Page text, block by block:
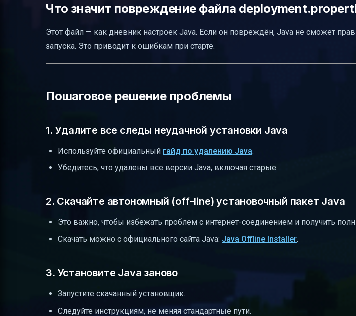
Что значит повреждение файла
Этот файл — как дневник настроек Java. Если он повреждён, Java не сможет
запуска. Это приводит к ошибкам при старте.
Пошаговое решение проблемы
1. Удалите все следы неудачной установки Java
Используйте официальный гайд по удалению Java.
Убедитесь, что удалены все версии Java, включая старые.
2. Скачайте автономный (off-line) установочный пакет Java
Это важно, чтобы избежать проблем с интернет-соединением и получить
Скачать можно с официального сайта Java: Java Offline Installer.
3. Установите Java заново
Запустите скачанный установщик.
Следуйте инструкциям, не меняя стандартные пути.